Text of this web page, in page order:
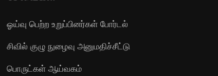
ஓய்வு பெற்ற உறுப்பினர்கள் போர்டல்
சிவில் குழு நுழைவு அனுமதிச்சீட்டு
பொருட்கள் ஆய்வகம்